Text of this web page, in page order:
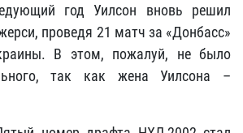
год Уилсон вновь решил
проведя 21 матч за «Донбасс»
В этом, пожалуй, не было
так как жена Уилсона –